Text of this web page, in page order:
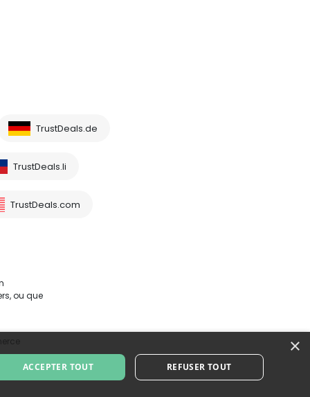
TrustDeals.de
TrustDeals.li
TrustDeals.com
ou que
×
ACCEPTER TOUT REFUSER TOUT